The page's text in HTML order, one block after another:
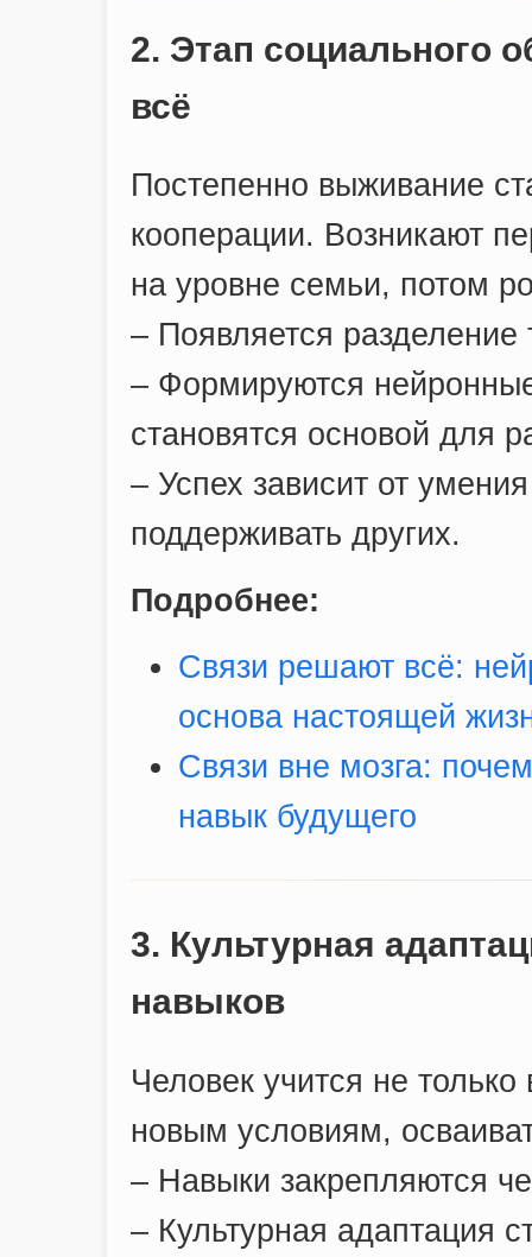
2. Этап социального
всё
Постепенно выживание
кооперации. Возникают
на уровне семьи, потом
– Появляется
– Формируются
становятся основой для
– Успех зависит от
поддерживать других.
Подробнее:
Связи решают всё:
основа настоящей
Связи вне мозга:
навык будущего
3. Культурная
навыков
Человек учится не
новым условиям,
– Навыки закрепляются
– Культурная адаптация